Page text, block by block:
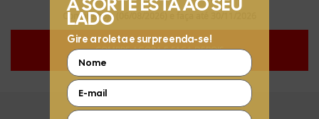
Compre hoje (06/08/2026) e faça até 30/11/2026
COMPRE AGORA E FAÇA DEPOIS